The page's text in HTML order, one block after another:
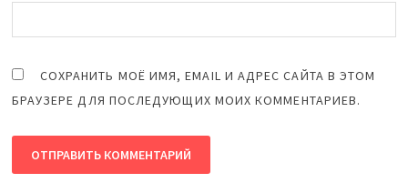
СОХРАНИТЬ МОЁ ИМЯ, EMAIL И АДРЕС САЙТА В ЭТОМ
БРАУЗЕРЕ ДЛЯ ПОСЛЕДУЮЩИХ МОИХ КОММЕНТАРИЕВ.